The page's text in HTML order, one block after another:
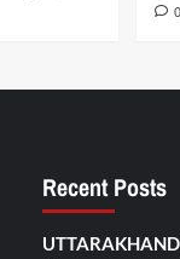
0
Recent Posts
UTTARAKHAND